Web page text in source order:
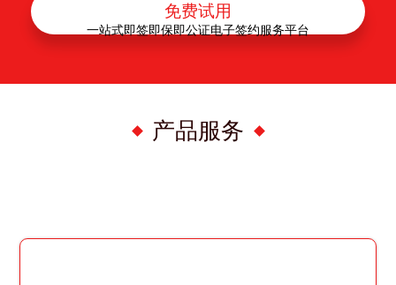
免费试用
产品服务
一站式即签即保即公证电子签约服务平台